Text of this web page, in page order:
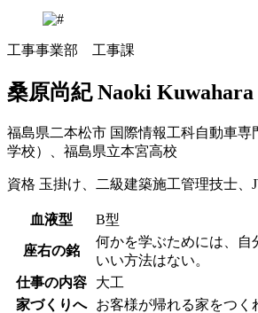
工事事業部 工事課
桑原尚紀Naoki Kuwahara
福島県二本松市 国際情報工科自動車専
学校）、福島県立本宮高校
資格 玉掛け、二級建築施工管理技士、
血液型 B型
座右の銘
何かを学ぶためには、自
いい方法はない。
仕事の内容
大工
家づくりへ
お客様が帰れる家をつく